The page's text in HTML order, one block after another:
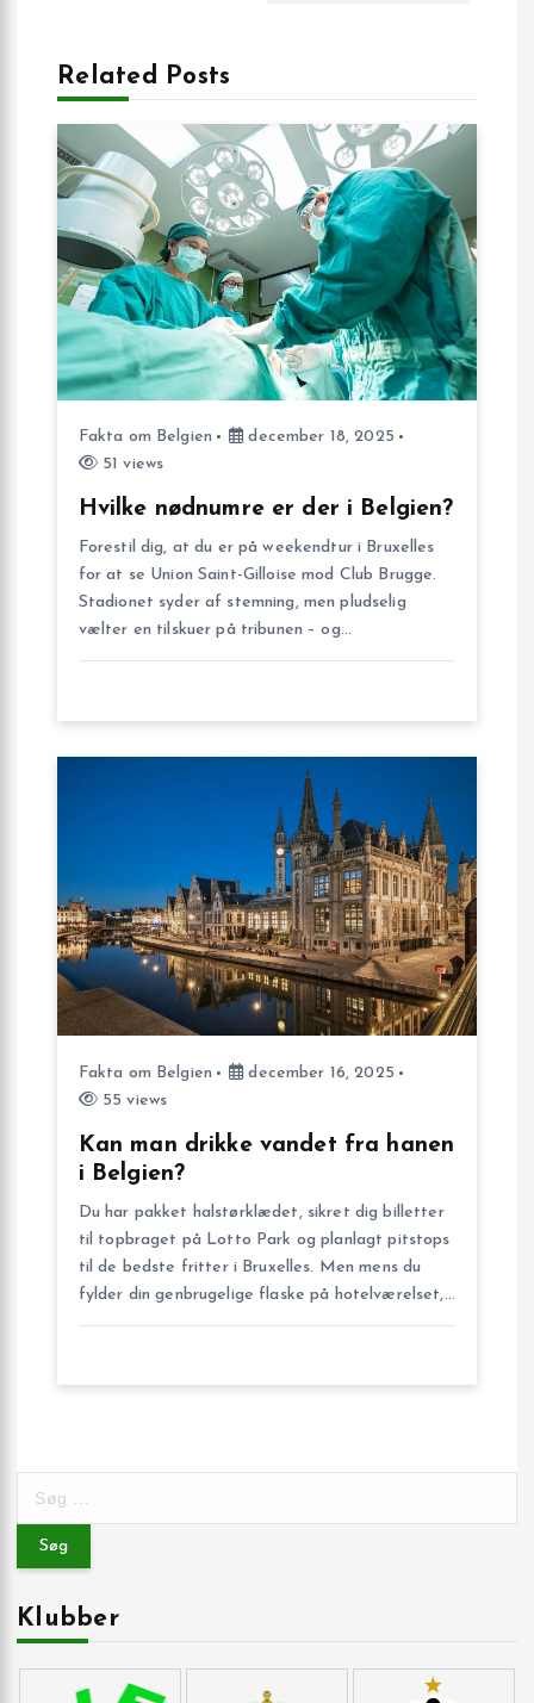
æ
g
s
n
a
v
n
Related Posts
Fakta om Belgien
december 18, 2025
51 views
Hvilke nødnumre er der i Belgien?
Forestil dig, at du er på weekendtur i Bruxelles
for at se Union Saint-Gilloise mod Club Brugge.
Stadionet syder af stemning, men pludselig
vælter en tilskuer på tribunen – og…
Fakta om Belgien
december 16, 2025
55 views
Kan man drikke vandet fra hanen
i Belgien?
Du har pakket halstørklædet, sikret dig billetter
til topbraget på Lotto Park og planlagt pitstops
til de bedste fritter i Bruxelles. Men mens du
fylder din genbrugelige flaske på hotelværelset,…
e
t
e
Klubber